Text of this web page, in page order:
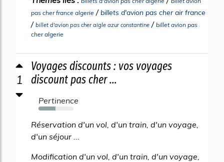
pas cher france algerie / billets d'avion pas cher air france
/ billet d'avion pas cher aigle azur constantine / billet avion pas
cher algerie
1
Voyages discounts : vos voyages
discount pas cher ...
Pertinence
49%
Réservation d'un vol, d'un train, d'un voyage,
d'un séjour ...
Modification d'un vol, d'un train, d'un voyage,